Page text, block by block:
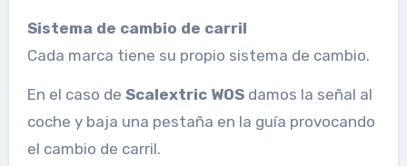
Sistema de cambio de carril
Cada marca tiene su propio sistema de cambio.
En el caso de Scalextric WOSdamos la señal al
coche y baja una pestaña en la guía provocando
el cambio de carril.